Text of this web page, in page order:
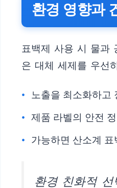
환경 영향과
표백제 사용 시 물과
은 대체 세제를 우선
노출을 최소화하고
제품 라벨의 안전
가능하면 산소계
환경 친화적